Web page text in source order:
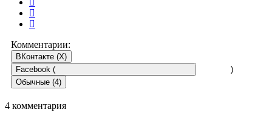
Комментарии:
ВКонтакте (X)
Facebook (
)
Обычные (4)
4 комментария